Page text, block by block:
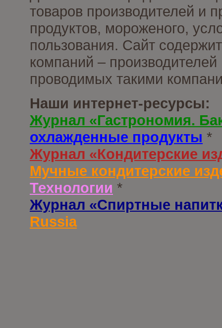
товаров производителей и
продуктов, мороженого,
пользования. Сайт
компаний –
проводимых такими
Наши интернет-ресурсы:
Журнал «Гастрономия.
охлажденные продукты *
Журнал «Кондитерские
Мучные кондитерские
Технологии *
Журнал «Спиртные
Russia